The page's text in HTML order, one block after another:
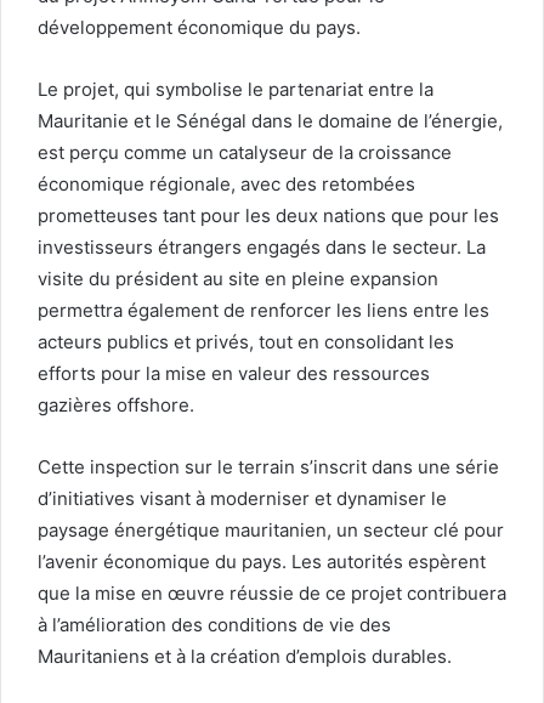
développement économique du pays.
Le projet, qui symbolise le partenariat entre la
Mauritanie et le Sénégal dans le domaine de l’énergie,
est perçu comme un catalyseur de la croissance
économique régionale, avec des retombées
prometteuses tant pour les deux nations que pour les
investisseurs étrangers engagés dans le secteur. La
visite du président au site en pleine expansion
permettra également de renforcer les liens entre les
acteurs publics et privés, tout en consolidant les
efforts pour la mise en valeur des ressources
gazières offshore.
Cette inspection sur le terrain s’inscrit dans une série
d’initiatives visant à moderniser et dynamiser le
paysage énergétique mauritanien, un secteur clé pour
l’avenir économique du pays. Les autorités espèrent
que la mise en œuvre réussie de ce projet contribuera
à l’amélioration des conditions de vie des
Mauritaniens et à la création d’emplois durables.